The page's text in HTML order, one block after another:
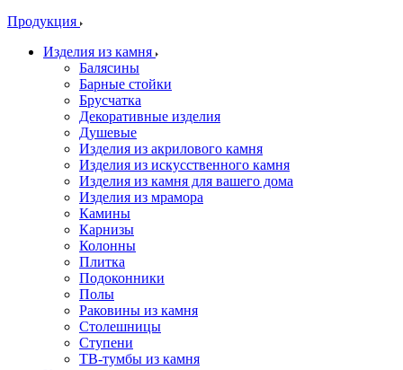
Продукция
Изделия из камня
Балясины
Барные стойки
Брусчатка
Декоративные изделия
Душевые
Изделия из акрилового камня
Изделия из искусственного камня
Изделия из камня для вашего дома
Изделия из мрамора
Камины
Карнизы
Колонны
Плитка
Подоконники
Полы
Раковины из камня
Столешницы
Ступени
ТВ-тумбы из камня